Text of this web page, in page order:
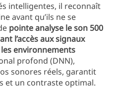
intelligentes, il reconnaît
avant qu’ils ne se
pointe analyse le son 500
l’accès aux signaux
les environnements
profond (DNN),
sonores réels, garantit
et un contraste optimal.